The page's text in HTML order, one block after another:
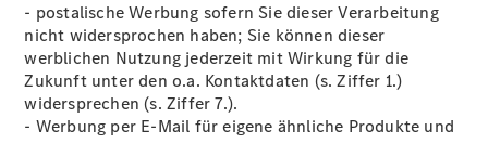
- postalische Werbung sofern Sie dieser Verarbeitung
nicht widersprochen haben; Sie können dieser
werblichen Nutzung jederzeit mit Wirkung für die
Zukunft unter den o.a. Kontaktdaten (s. Ziffer 1.)
widersprechen (s. Ziffer 7.).
- Werbung per E-Mail für eigene ähnliche Produkte und